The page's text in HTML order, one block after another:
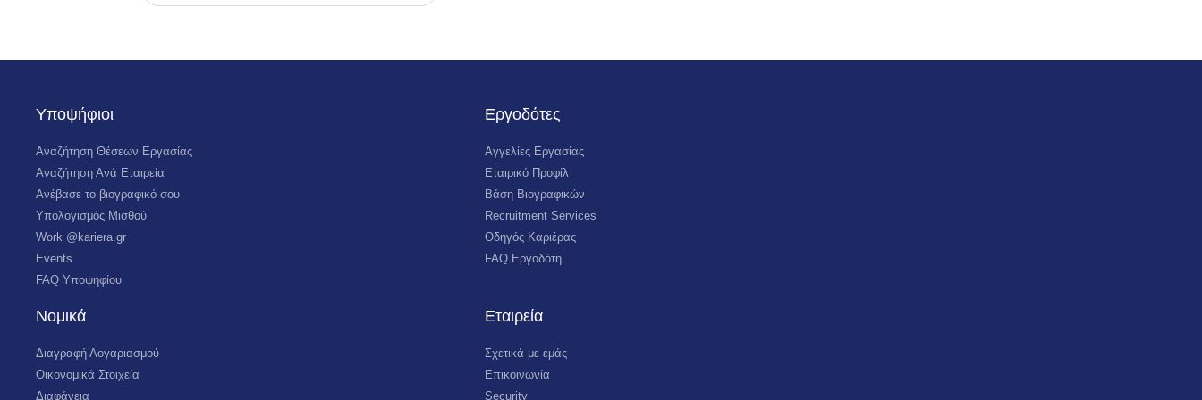
Υποψήφιοι
Αναζήτηση Θέσεων Εργασίας
Αναζήτηση Ανά Εταιρεία
Ανέβασε το βιογραφικό σου
Υπολογισμός Μισθού
Work @kariera.gr
Events
FAQ Υποψηφίου
Εργοδότες
Αγγελίες Εργασίας
Εταιρικό Προφίλ
Βάση Βιογραφικών
Recruitment Services
Οδηγός Καριέρας
FAQ Εργοδότη
Νομικά
Διαγραφή Λογαριασμού
Οικονομικά Στοιχεία
Διαφάνεια
Εταιρεία
Σχετικά με εμάς
Επικοινωνία
Security